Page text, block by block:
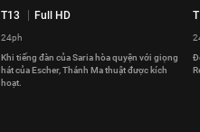
T13 Full HD
24ph
Khi tiếng đàn của Saria hòa quyện với giọng
hát của Escher, Thánh Ma thuật được kích
hoạt.